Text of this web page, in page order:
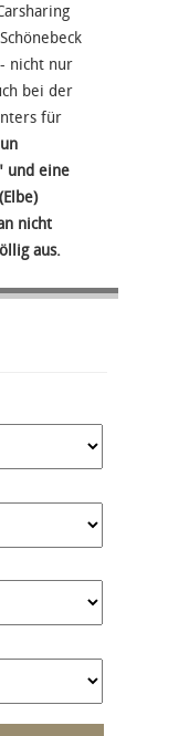
nicht nur
bei der
für
und eine
nicht
aus.